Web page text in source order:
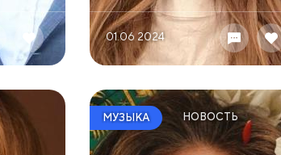
01.06 2024
МУЗЫКА НОВОСТЬ